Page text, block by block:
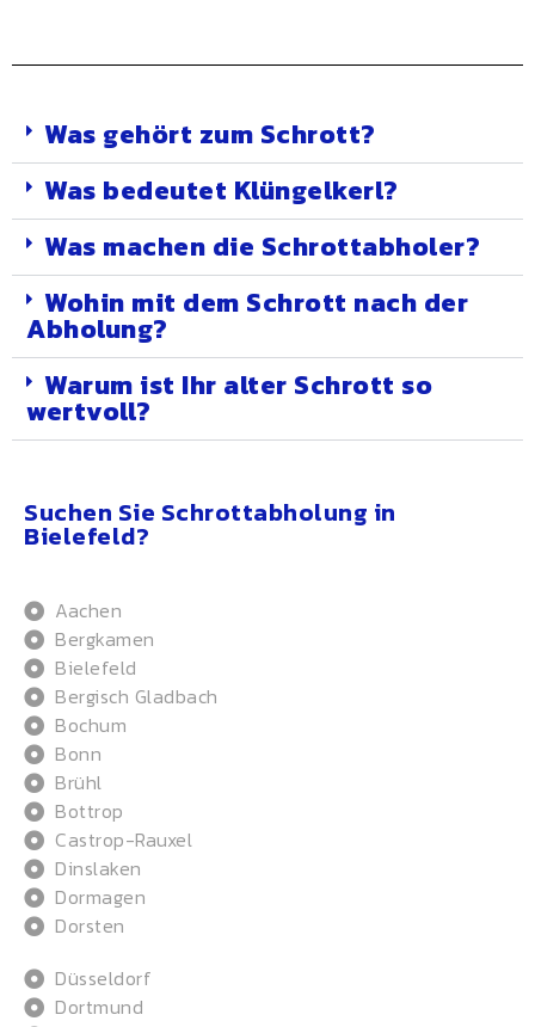
Was gehört zum Schrott?
Was bedeutet Klüngelkerl?
Was machen die Schrottabholer?
Wohin mit dem Schrott nach der
Abholung?
Warum ist Ihr alter Schrott so
wertvoll?
Suchen Sie Schrottabholung in
Bielefeld?
Aachen
Bergkamen
Bielefeld
Bergisch Gladbach
Bochum
Bonn
Brühl
Bottrop
Castrop-Rauxel
Dinslaken
Dormagen
Dorsten
Düsseldorf
Dortmund